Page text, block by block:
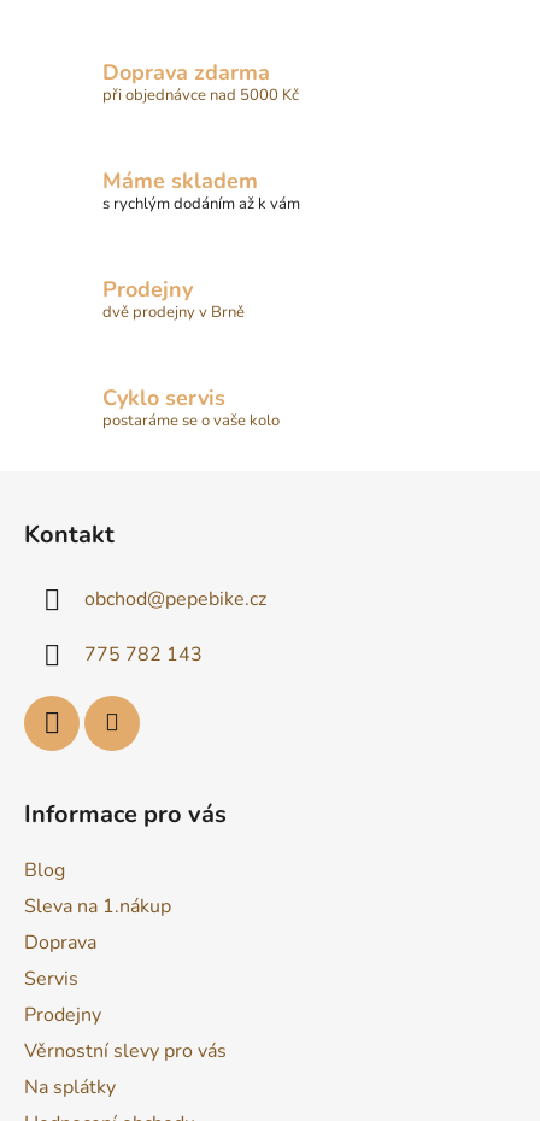
Doprava zdarma
při objednávce nad 5000 Kč
Máme skladem
s rychlým dodáním až k vám
Prodejny
dvě prodejny v Brně
Cyklo servis
postaráme se o vaše kolo
Kontakt
obchod@pepebike.cz
775 782 143
Informace pro vás
Blog
Sleva na 1.nákup
Doprava
Servis
Prodejny
Věrnostní slevy pro vás
Na splátky